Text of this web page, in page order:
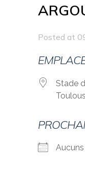
Posted at
Stade